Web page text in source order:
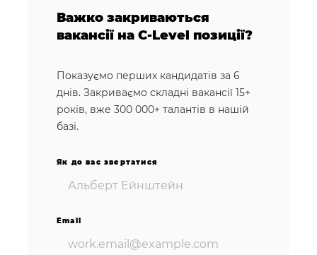
Важко закриваються
вакансії на C-Level позиції?
Показуємо перших кандидатів за 6
днів. Закриваємо складні вакансії 15+
років, вже 300 000+ талантів в нашій
базі.
Як до вас звертатися
Email